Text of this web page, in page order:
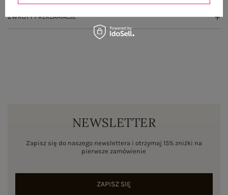
ZWROTY I REKLAMACJE
NEWSLETTER
Zapisz się do naszego newslettera i otrzymaj 15% zniżki na
pierwsze zamówienie
ZAPISZ SIĘ